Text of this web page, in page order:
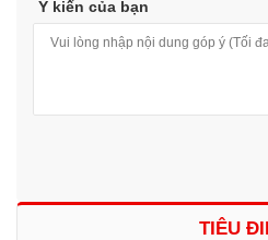
Ý kiến của bạn
TIÊU